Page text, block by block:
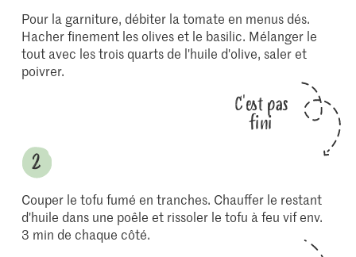
Pour la garniture, débiter la tomate en menus dés.
Hacher finement les olives et le basilic. Mélanger le
tout avec les trois quarts de l'huile d'olive, saler et
poivrer.
C'est pas
fini
Couper le tofu fumé en tranches. Chauffer le restant
d'huile dans une poêle et rissoler le tofu à feu vif env.
3 min de chaque côté.